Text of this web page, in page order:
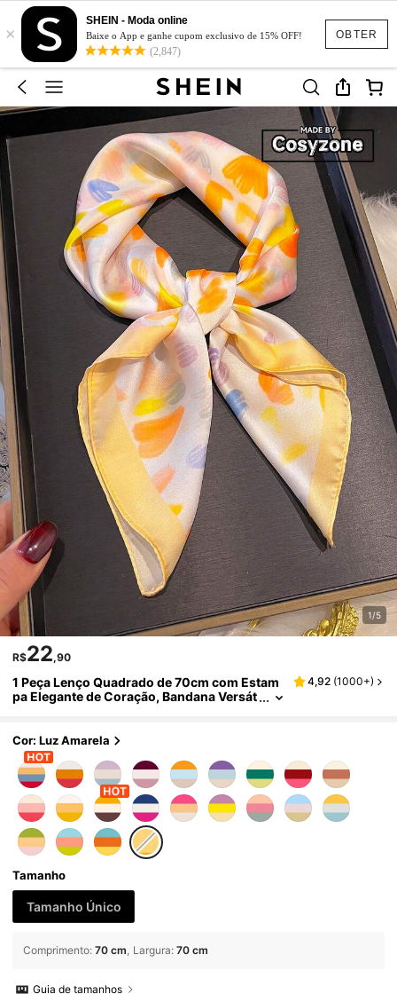
OBTER
×
SHEIN - Moda online
Baixe o App e ganhe cupom exclusivo de 15% OFF!
(2,847)
1/5
R$22,90
1 Peça Lenço Quadrado de 70cm com Estam
pa Elegante de Coração, Bandana Versát
Decoração de Chapéu, Ótimo para Styling, E
ssencial para Férias e Viagens
4,92 (1000+)
Cor: Luz Amarela
Tamanho
Tamanho Único
Comprimento: 70 cm Largura: 70 cm
Guia de tamanhos